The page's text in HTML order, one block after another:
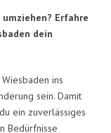
Erfahre
dein
ins
sein. Damit
ein zuverlässiges
Bedürfnisse